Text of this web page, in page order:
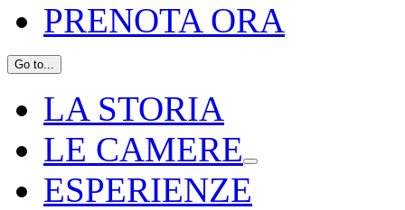
PRENOTA ORA
Go to...
LA STORIA
LE CAMERE
ESPERIENZE